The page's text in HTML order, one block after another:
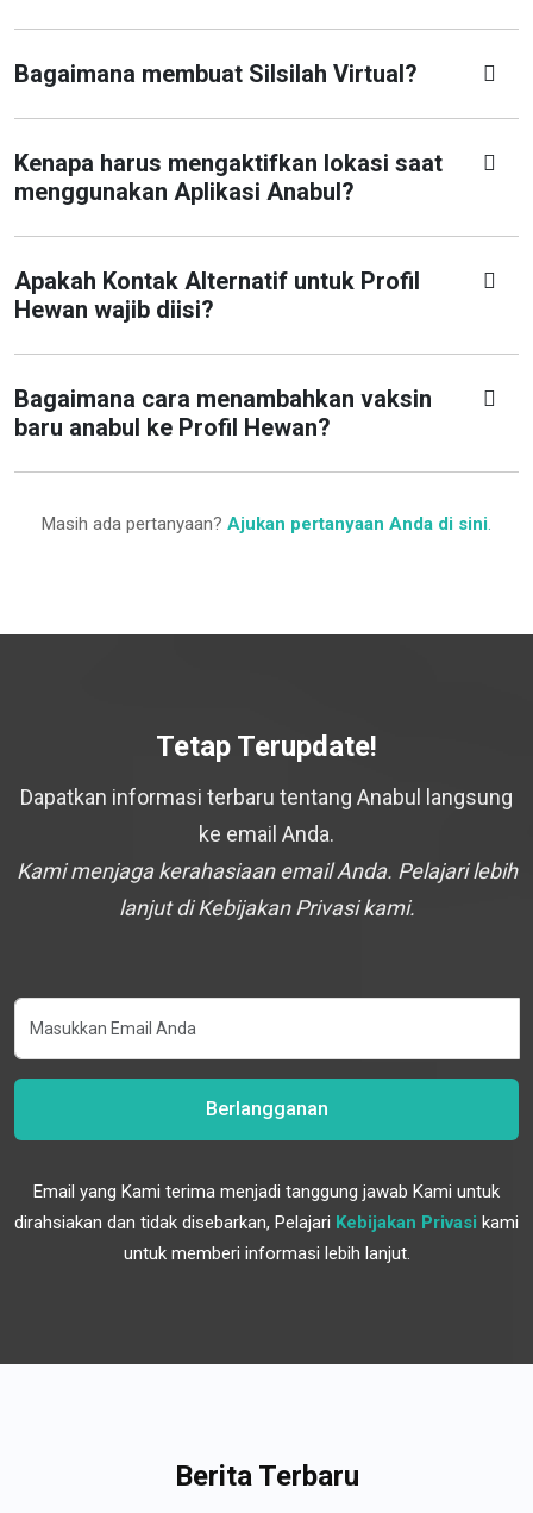
Bagaimana membuat Silsilah Virtual?
Kenapa harus mengaktifkan lokasi saat
menggunakan Aplikasi Anabul?
Apakah Kontak Alternatif untuk Profil
Hewan wajib diisi?
Bagaimana cara menambahkan vaksin
baru anabul ke Profil Hewan?
Masih ada pertanyaan? Ajukan pertanyaan Anda di sini.
Tetap Terupdate!
Dapatkan informasi terbaru tentang Anabul langsung
ke email Anda.
Kami menjaga kerahasiaan email Anda. Pelajari lebih
lanjut di Kebijakan Privasi kami.
Berlangganan
Email yang Kami terima menjadi tanggung jawab Kami untuk
dirahsiakan dan tidak disebarkan, Pelajari Kebijakan Privasi kami
untuk memberi informasi lebih lanjut.
Berita Terbaru